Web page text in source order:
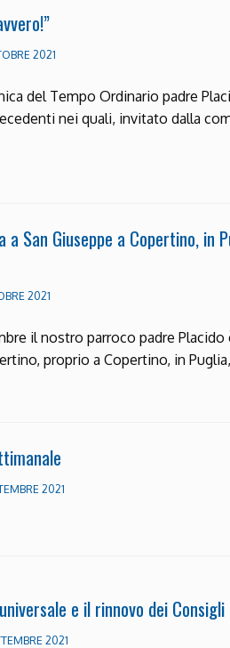
2021
del Tempo Ordinario padre
nei quali, invitato dalla
a San Giuseppe a Copertino, in
2021
il nostro parroco padre
proprio a Copertino, in
2021
e il rinnovo dei
2021